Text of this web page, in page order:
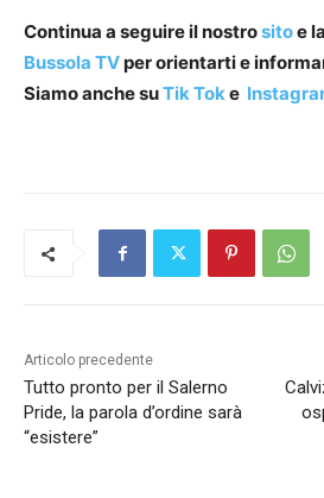
Continua a seguire il nostrositoe
Bussola TVper orientarti e
Siamo anche suTik Toke
Articolo precedente
Tutto pronto per il Salerno
Pride, la parola d’ordine sarà
“esistere”